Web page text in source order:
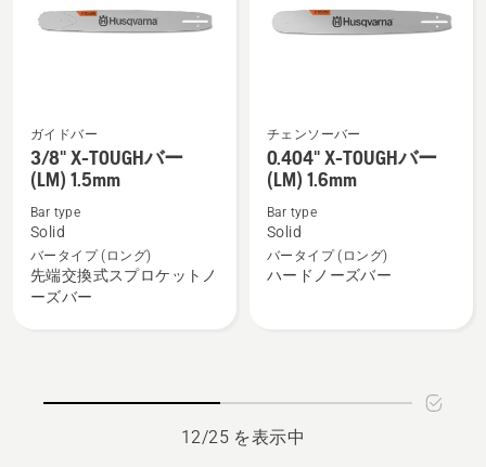
3/8"
(LM)
1.5mm
ガイドバー
3/8" X-TOUGHバー
(LM) 1.5mm
Bar type
Solid
バータイプ (ロング)
先端交換式スプロケットノ
ーズバー
0.404"
(LM)
を
見
チェンソーバー
0.404" X-TOUGHバー
(LM) 1.6mm
Bar type
Solid
バータイプ (ロング)
ハードノーズバー
12/25 を表示中